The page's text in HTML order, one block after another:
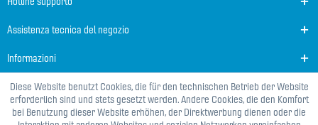
Assistenza tecnica del negozio
Informazioni
Diese Website benutzt Cookies, die für den technischen Betrieb der Website
erforderlich sind und stets gesetzt werden. Andere Cookies, die den Komfort
bei Benutzung dieser Website erhöhen, der Direktwerbung dienen oder die